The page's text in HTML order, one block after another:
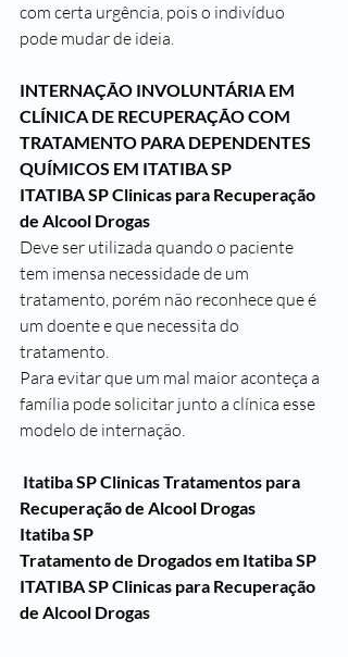
com certa urgência, pois o indivíduo
pode mudar de ideia.
INTERNAÇÃO INVOLUNTÁRIA EM
CLÍNICA DE RECUPERAÇÃO COM
TRATAMENTO PARA DEPENDENTES
QUÍMICOS EM ITATIBA SP
ITATIBA SP Clinicas para Recuperação
de Alcool Drogas
Deve ser utilizada quando o paciente
tem imensa necessidade de um
tratamento, porém não reconhece que é
um doente e que necessita do
tratamento.
Para evitar que um mal maior aconteça a
família pode solicitar junto a clínica esse
modelo de internação.
Itatiba SP Clinicas Tratamentos para
Recuperação de Alcool Drogas
Itatiba SP
Tratamento de Drogados em Itatiba SP
ITATIBA SP Clinicas para Recuperação
de Alcool Drogas